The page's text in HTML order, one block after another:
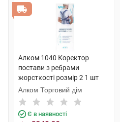
Алком 1040 Коректор
постави з ребрами
жорсткості розмір 2 1 шт
Алком Торговий дім
Є в наявності